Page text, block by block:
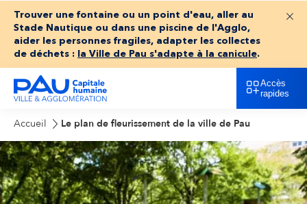
Trouver une fontaine ou un point d'eau, aller au
Stade Nautique ou dans une piscine de l'Agglo,
aider les personnes fragiles, adapter les collectes
de déchets :
la Ville de Pau s'adapte à la canicule.
Accès
rapides
Accueil Le plan de fleurissement de la ville de Pau